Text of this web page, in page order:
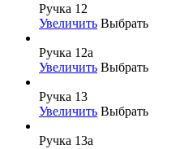
Ручка 12
Увеличить Выбрать
Ручка 12а
Увеличить Выбрать
Ручка 13
Увеличить Выбрать
Ручка 13а